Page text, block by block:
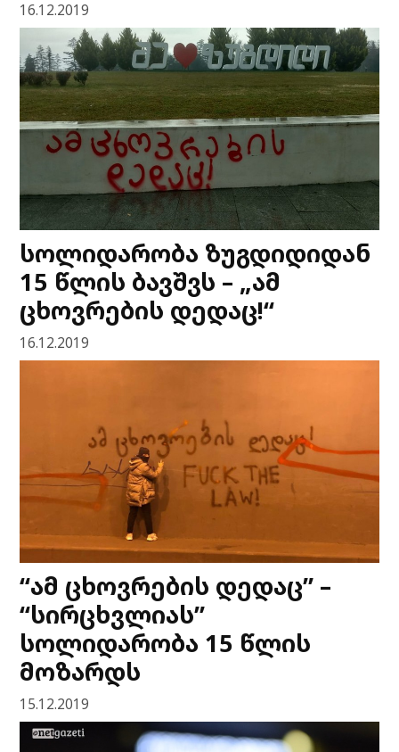
16.12.2019
სოლიდარობა ზუგდიდიდან
15 წლის ბავშვს – „ამ
ცხოვრების დედაც!“
16.12.2019
“ამ ცხოვრების დედაც” –
“სირცხვლიას”
სოლიდარობა 15 წლის
მოზარდს
15.12.2019